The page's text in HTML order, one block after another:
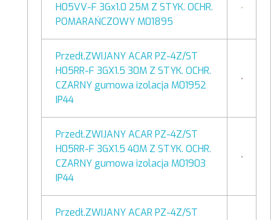
H05VV-F 3Gx1.0 25M Z STYK. OCHR.
POMARAŃCZOWY M01895
Przedł.ZWIJANY ACAR PZ-4Z/ST
H05RR-F 3GX1.5 30M Z STYK. OCHR.
CZARNY gumowa izolacja M01952
IP44
Przedł.ZWIJANY ACAR PZ-4Z/ST
H05RR-F 3GX1.5 40M Z STYK. OCHR.
CZARNY gumowa izolacja M01903
IP44
Przedł.ZWIJANY ACAR PZ-4Z/ST